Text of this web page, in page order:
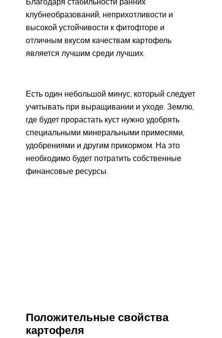
клубнеобразований, неприхотливости и
высокой устойчивости к фитофторе и
отличным вкусом качествам картофель
является лучшим среди лучших.
Есть один небольшой минус, который следует
учитывать при выращивании и уходе. Землю,
где будет прорастать куст нужно удобрять
специальными минеральными примесями,
удобрениями и другим прикормом. На это
необходимо будет потратить собственные
финансовые ресурсы.
Положительные свойства
картофеля